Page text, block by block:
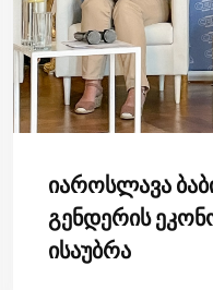
იაროსლავა
გენდერის
ისაუბრა